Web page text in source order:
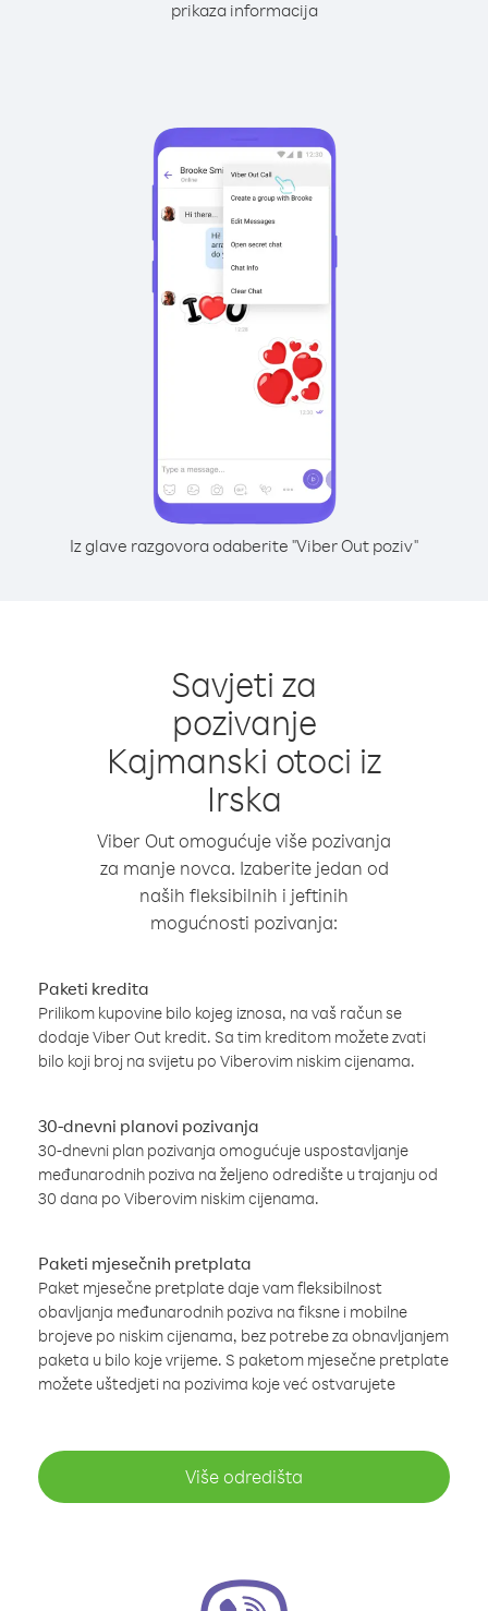
prikaza informacija
Iz glave razgovora odaberite "Viber Out poziv"
Savjeti za
pozivanje
Kajmanski otoci iz
Irska
Viber Out omogućuje više pozivanja
za manje novca. Izaberite jedan od
naših fleksibilnih i jeftinih
mogućnosti pozivanja:
Paketi kredita
Prilikom kupovine bilo kojeg iznosa, na vaš račun se
dodaje Viber Out kredit. Sa tim kreditom možete zvati
bilo koji broj na svijetu po Viberovim niskim cijenama.
30-dnevni planovi pozivanja
30-dnevni plan pozivanja omogućuje uspostavljanje
međunarodnih poziva na željeno odredište u trajanju od
30 dana po Viberovim niskim cijenama.
Paketi mjesečnih pretplata
Paket mjesečne pretplate daje vam fleksibilnost
obavljanja međunarodnih poziva na fiksne i mobilne
brojeve po niskim cijenama, bez potrebe za obnavljanjem
paketa u bilo koje vrijeme. S paketom mjesečne pretplate
možete uštedjeti na pozivima koje već ostvarujete
Više odredišta